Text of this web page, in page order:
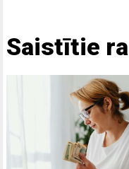
Saistītie